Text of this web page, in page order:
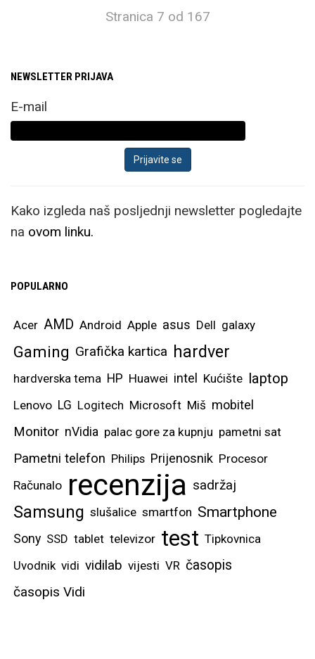
Stranica 7 od 167
NEWSLETTER PRIJAVA
E-mail
Kako izgleda naš posljednji newsletter pogledajte
na ovom linku.
POPULARNO
Acer AMD Android Apple asus Dell galaxy
Gaming Grafička kartica hardver
hardverska tema HP Huawei intel Kućište laptop
Lenovo LG Logitech Microsoft Miš mobitel
Monitor nVidia palac gore za kupnju pametni sat
Pametni telefon Philips Prijenosnik Procesor
Računalo recenzija sadržaj
Samsung slušalice smartfon Smartphone
Sony SSD tablet televizor test Tipkovnica
Uvodnik vidi vidilab vijesti VR časopis
časopis Vidi